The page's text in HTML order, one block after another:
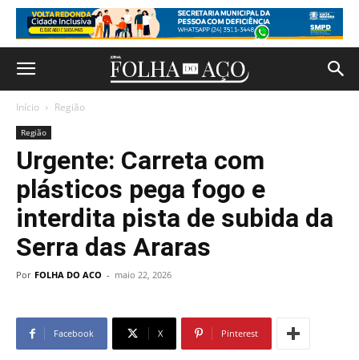
Início Região
Região
Urgente: Carreta com
plásticos pega fogo e
interdita pista de subida da
Serra das Araras
Por FOLHA DO ACO - maio 22, 2026
Facebook X Pinterest